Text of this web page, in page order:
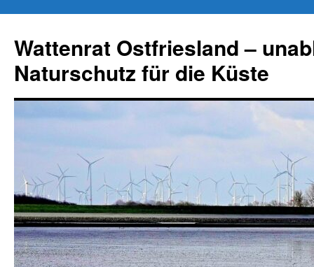
springen
Wattenrat Ostfriesland –
Naturschutz für die Küste